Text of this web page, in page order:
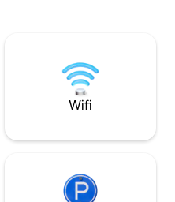
ici
ou
tout ce
est 100 % solaire
les commodités
piles et de
vous puissiez
télévision, 24 h/
Wifi